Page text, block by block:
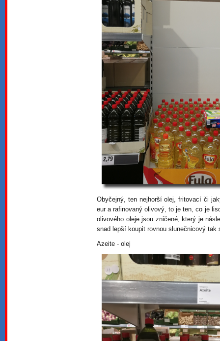
Obyčejný, ten nejhorší olej, fritovací či
eur a rafinovaný olivový, to je ten, co je
olivového oleje jsou zničené, který je
snad lepší koupit rovnou slunečnicový tak
Azeite - olej